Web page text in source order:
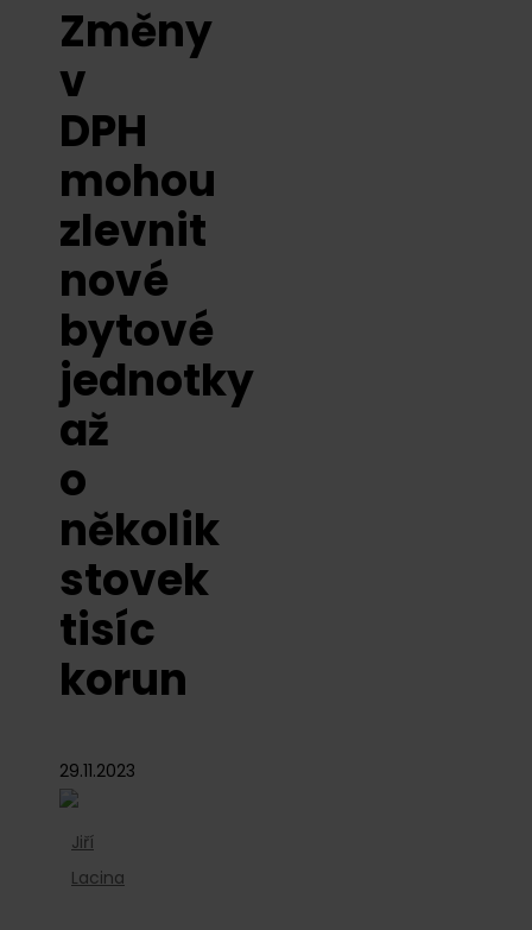
Změny
v
DPH
mohou
zlevnit
nové
bytové
jednotky
až
o
několik
stovek
tisíc
korun
29.11.2023
Jiří
Lacina